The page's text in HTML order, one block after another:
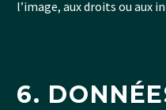
l’image, aux droits ou aux
6.